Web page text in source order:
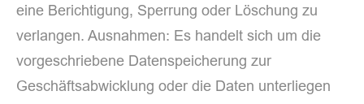
eine Berichtigung, Sperrung oder Löschung zu
verlangen. Ausnahmen: Es handelt sich um die
vorgeschriebene Datenspeicherung zur
Geschäftsabwicklung oder die Daten unterliegen